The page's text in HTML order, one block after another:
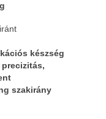
készség
szakirány